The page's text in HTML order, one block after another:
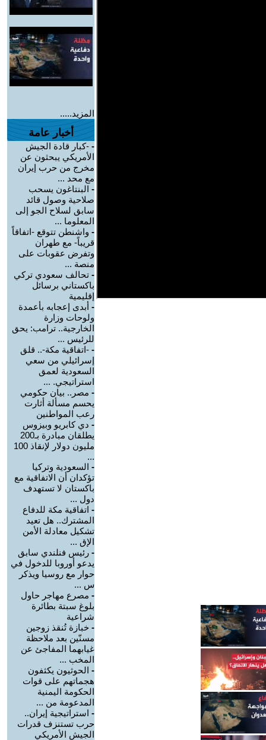
المزيد.....
أخبار عامة
- -كبار قادة الجيش
الأمريكي يبحثون عن
مخرج من حرب إيران
مع محد ...
- البنتاغون يسحب
صلاحية وصول قائد
سابق لسلاح الجو إلى
المعلوما ...
- واشنطن تتوقع -اتفاقاً
قريباً- مع طهران
وتفرض عقوبات على
منصة ...
- تحالف سعودي تركي
باكستاني برسائل
إقليمية
- أبدى إعجابه بأعمدة
ولوحات وزارة
الخارجية.. ترامب: يحق
للرئيس ...
- -اتفاقية مكة-.. قلق
إسرائيلي من سعي
السعودية لعمق
استراتيجي. ...
- مصر.. بيان حكومي
يحسم مسألة أثارت
رعب المواطنين
- دي كابريو وبيزوس
يطلقان مبادرة بـ200
مليون دولار لإنقاذ 100
...
- السعودية وتركيا
تؤكدان أن الاتفاقية مع
باكستان لا تستهدف
دول ...
- اتفاقية مكة للدفاع
المشترك.. هل تعيد
تشكيل معادلة الأمن
الإق ...
- رئيس فنلندي سابق
يدعو أوروبا للدخول في
حوار مع روسيا ويذكر
س ...
- مصرع مهاجر حاول
بلوغ سبتة بطائرة
شراعية
- خبازة تُنقذ زوجين
مسنّين بعد ملاحظة
غيابهما المفاجئ عن
المخب ...
- الحوثيون يكثفون
هجماتهم على قوات
الحكومة اليمنية
المدعومة من ...
- استراتيجية إيران..
حرب تستنزف قدرات
الجيش الأمريكي